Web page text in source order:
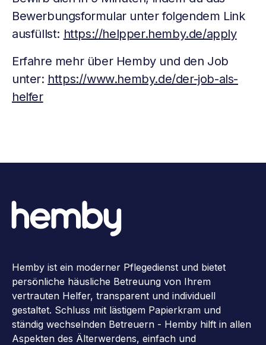
Bewerbungsformular unter folgendem Link
ausfüllst: https://helpper.hemby.de/apply
Erfahre mehr über Hemby und den Job
unter: https://www.hemby.de/der-job-als-
helfer
Hemby ist ein moderner Pflegedienst und bietet
persönliche häusliche Betreuung von Ihrem
vertrauten Helfer, transparent und individuell
gestaltet. Schluss mit lästigem Papierkram und
ständig wechselnden Betreuern - Hemby hilft in allen
Aspekten des Älterwerdens, einfach und